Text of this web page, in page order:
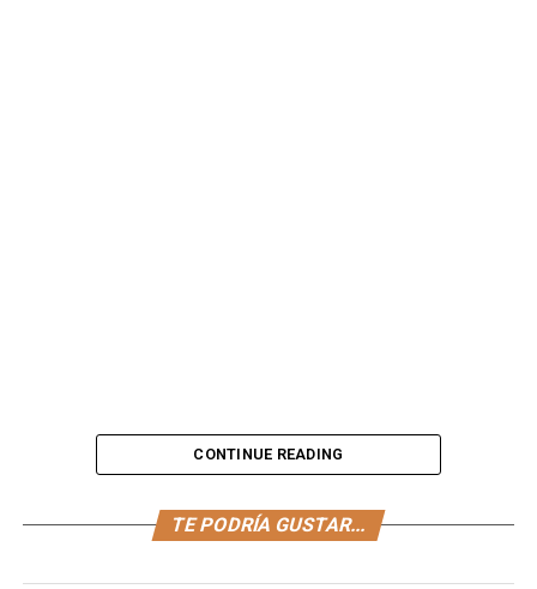
Te enseñamos a preparar un delicioso caldo de ternera
para bebés, que se convertirá en uno de sus platos
CONTINUE READING
TE PODRÍA GUSTAR...